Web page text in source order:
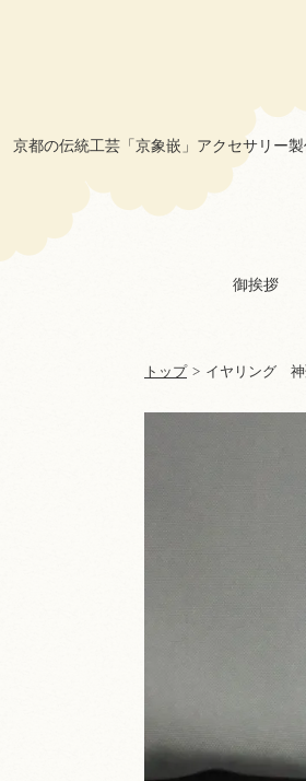
京都の伝統工芸「京象嵌」アクセサリー
御挨拶
トップ > イヤリング 神